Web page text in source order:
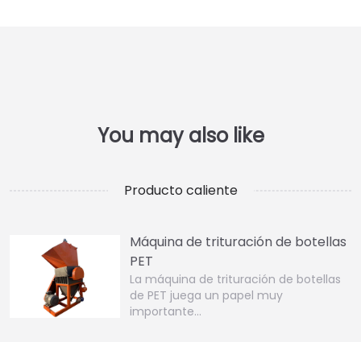
Producto caliente
Máquina de trituración de botellas
PET
La máquina de trituración de botellas
de PET juega un papel muy
importante...